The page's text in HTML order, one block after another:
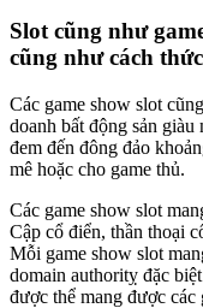
Slot cũng như
cũng như cách
Các game show slot
doanh bất động sản
đem đến đông đảo
mê hoặc cho game thủ.
Các game show slot
Cập cổ điển, thần thoại
Mỗi game show slot
domain authoritỵ đặc
được thể mang được